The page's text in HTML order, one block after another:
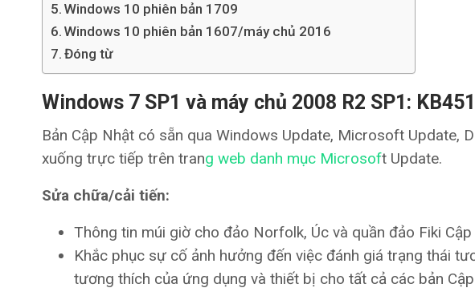
Windows 10 phiên bản 1709
Windows 10 phiên bản 1607/máy chủ 2016
Đóng từ
Windows 7 SP1 và máy chủ 2008 R2 SP1:
Bản Cập Nhật có sẵn qua Windows Update, Microsoft Update,
xuống trực tiếp trên trang web danh mục Microsoft Update.
Sửa chữa/cải tiến:
Thông tin múi giờ cho đảo Norfolk, Úc và quần đảo Fiki Cập
Khắc phục sự cố ảnh hưởng đến việc đánh giá trạng thái
tương thích của ứng dụng và thiết bị cho tất cả các bản